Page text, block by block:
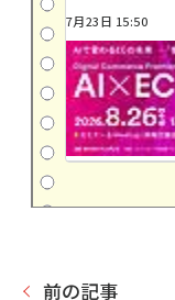
7月23日 15:50
前の記事